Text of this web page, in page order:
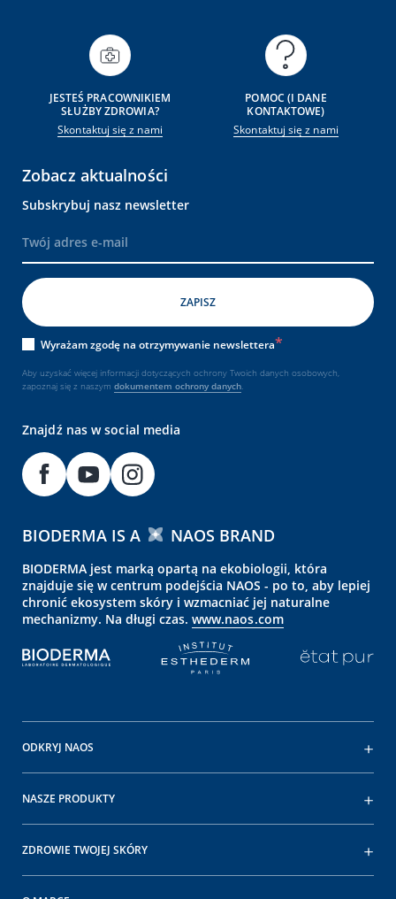
JESTEŚ PRACOWNIKIEM
SŁUŻBY ZDROWIA?
Skontaktuj się z nami
POMOC (I DANE
KONTAKTOWE)
Skontaktuj się z nami
Zobacz aktualności
Subskrybuj nasz newsletter
Wyrażam zgodę na otrzymywanie newslettera
Aby uzyskać więcej informacji dotyczących ochrony Twoich danych osobowych,
zapoznaj się z naszym dokumentem ochrony danych
Znajdź nas w social media
BIODERMA IS A NAOS BRAND
BIODERMA jest marką opartą na ekobiologii, która
znajduje się w centrum podejścia NAOS - po to, aby lepiej
chronić ekosystem skóry i wzmacniać jej naturalne
mechanizmy. Na długi czas. www.naos.com
ODKRYJ NAOS
NASZE PRODUKTY
ZDROWIE TWOJEJ SKÓRY